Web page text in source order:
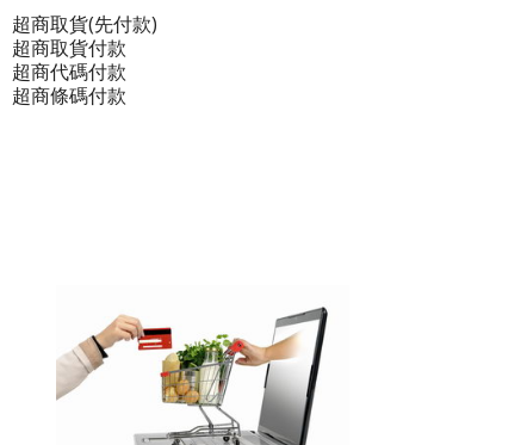
超商取貨(先付款)
超商取貨付款
超商代碼付款
超商條碼付款